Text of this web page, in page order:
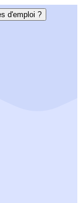
d'emploi ?